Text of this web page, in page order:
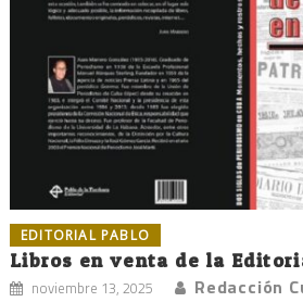
EDITORIAL PABLO
Libros en venta de la
noviembre 13, 2025 Redacción